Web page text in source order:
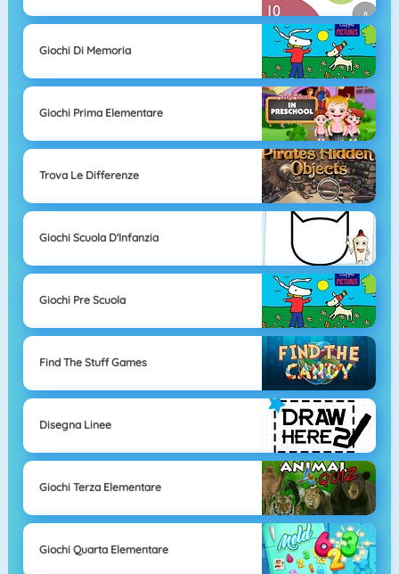
Giochi Di Memoria
Giochi Prima Elementare
Trova Le Differenze
Giochi Scuola D'Infanzia
Giochi Pre Scuola
Find The Stuff Games
Disegna Linee
Giochi Terza Elementare
Giochi Quarta Elementare